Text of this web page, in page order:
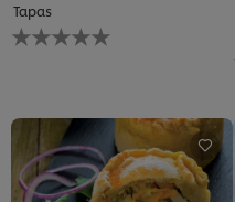
Tapas
Nenhuma
avaliação
recipe